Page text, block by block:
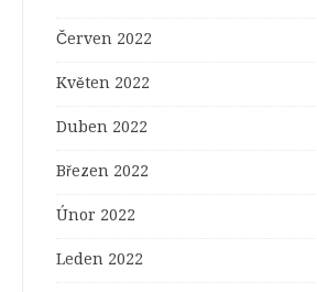
Červen 2022
Květen 2022
Duben 2022
Březen 2022
Únor 2022
Leden 2022